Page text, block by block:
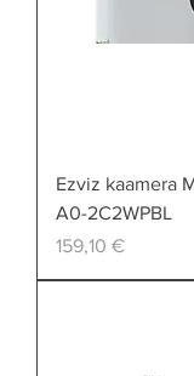
Ezviz kaamera
A0-2C2WPBL
Price
159,10 €